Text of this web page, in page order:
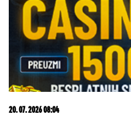
ŠPANSKI
Kremasti
i limun